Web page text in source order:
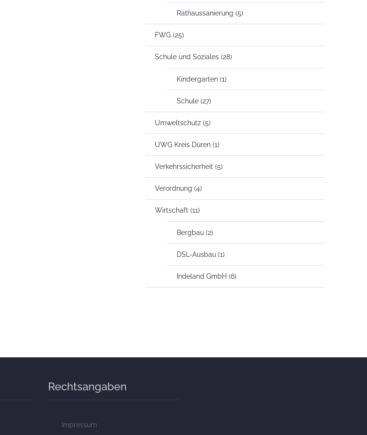
Rathaussanierung (5)
FWG (25)
Schule und Soziales (28)
Kindergarten (1)
Schule (27)
Umweltschutz (5)
UWG Kreis Düren (1)
Verkehrssicherheit (5)
Verordnung (4)
Wirtschaft (11)
Bergbau (2)
DSL-Ausbau (1)
Indeland GmbH (6)
Rechtsangaben
Impressum